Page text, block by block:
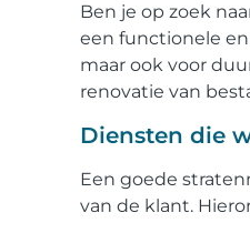
Ben je op zoek
een functionele
maar ook voor
renovatie van
Diensten die
Een goede
van de klant.